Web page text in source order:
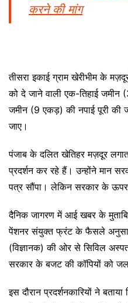
करने की मांग
तीसरा इकाई ग्राम खेरीभीम के
को दे जाने वाली एक-तिहाई
जमीन (9 एकड़) की नपाई पूरी की
जाए।
पंजाब के दलित खेतिहर मज़दूर
प्रदर्शन कर रहे हैं। उन्होंने मान
पत्र सौंपा। लेकिन सरकार के
दैनिक जागरण में आई खबर के
पेंशनर संयुक्त फ्रंट के फैसले अनुसार
(विज्ञानक) की ओर से सिविल
सरकार के बजट की कॉपियों को
इस दौरान प्रदर्शनकारियों ने